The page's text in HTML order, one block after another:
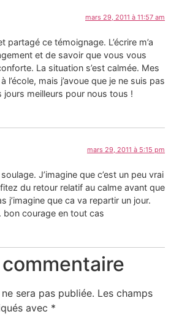
mars 29, 2011 à 11:57 am
partagé ce témoignage. L’écrire m’a
et de savoir que vous vous
La situation s’est calmée. Mes
l’école, mais j’avoue que je ne suis pas
jours meilleurs pour nous tous !
mars 29, 2011 à 5:15 pm
J’imagine que c’est un peu vrai
du retour relatif au calme avant que
j’imagine que ca va repartir un jour.
bon courage en tout cas
sera pas publiée. Les champs
avec *